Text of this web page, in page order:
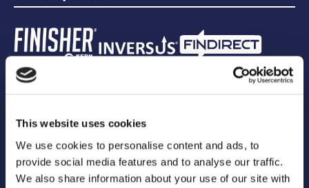
This website uses cookies
We use cookies to personalise content and ads, to
provide social media features and to analyse our traffic.
We also share information about your use of our site with